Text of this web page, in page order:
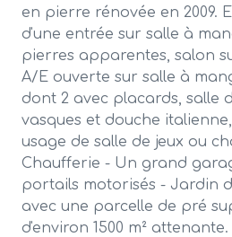
en pierre rénovée en 2009.
d'une entrée sur salle à
pierres apparentes, salon
A/E ouverte sur salle à
dont 2 avec placards, salle
vasques et douche
usage de salle de jeux ou
Chaufferie - Un grand
portails motorisés - Jardin
avec une parcelle de pré
d'environ 1500 m²